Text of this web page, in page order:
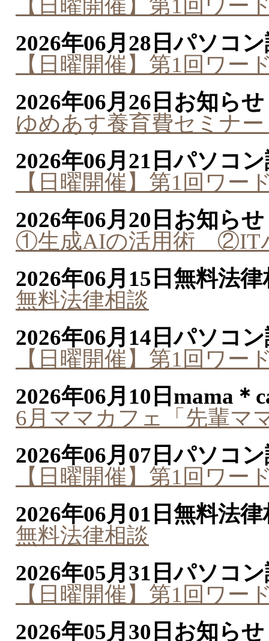
【日曜開催】第1回ワー
2026年06月28日パソコ
【日曜開催】第1回ワー
2026年06月26日 お知らせ
ゆめあす養育費セミナ
2026年06月21日パソコ
【日曜開催】第1回ワー
2026年06月20日 お知らせ
①生成AIの活用術 ②IT
2026年06月15日 無料法律
無料法律相談
2026年06月14日パソコ
【日曜開催】第1回ワー
2026年06月10日 mama＊
6月ママカフェ「先輩マ
2026年06月07日パソコ
【日曜開催】第1回ワー
2026年06月01日 無料法律
無料法律相談
2026年05月31日パソコ
【日曜開催】第1回ワー
2026年05月30日 お知らせ